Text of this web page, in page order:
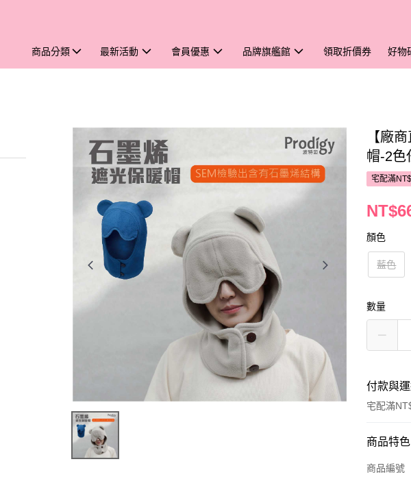
商品分類 最新活動 會員優惠 品牌旗艦館 領取折價券 好物
【廠
帽-2色
宅配滿
顏色
藍色
數量
付款與
宅配滿
付款方式
POYA支付
商品特色
商品編號